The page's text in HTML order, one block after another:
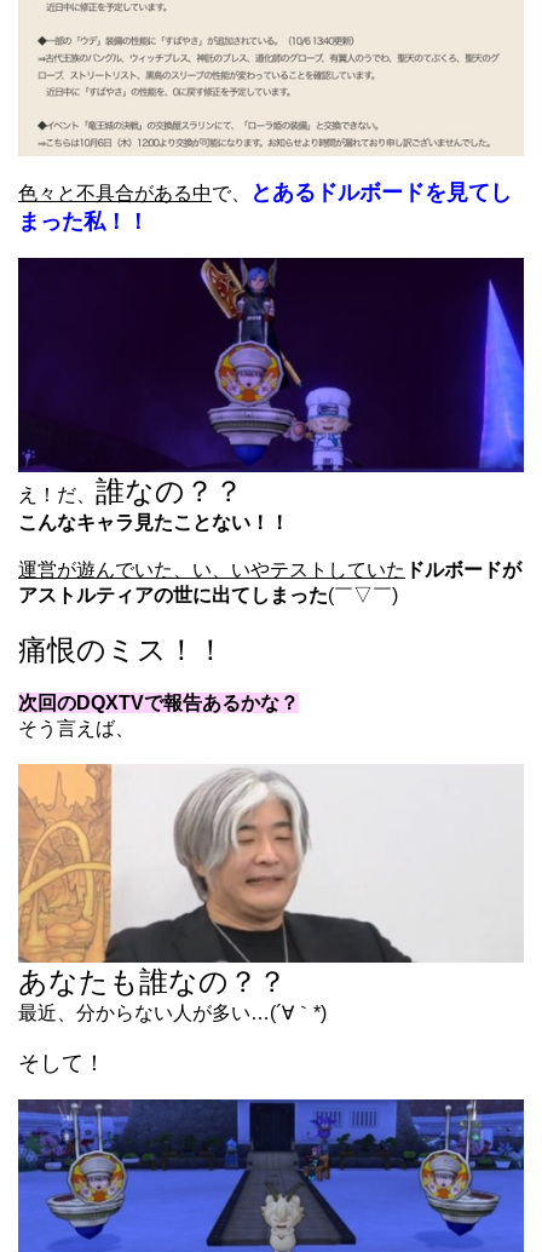
色々と不具合がある中で、
とあるドルボードを見てし
まった私！！
え！だ、 誰なの？？
こんなキャラ見たことない！！
運営が遊んでいた、い、いやテストしていた ドルボードが
アストルティアの世に出てしまった(￣▽￣)
痛恨のミス！！
次回のDQXTVで報告あるかな？
そう言えば、
あなたも誰なの？？
最近、分からない人が多い…(´∀｀*)
そして！